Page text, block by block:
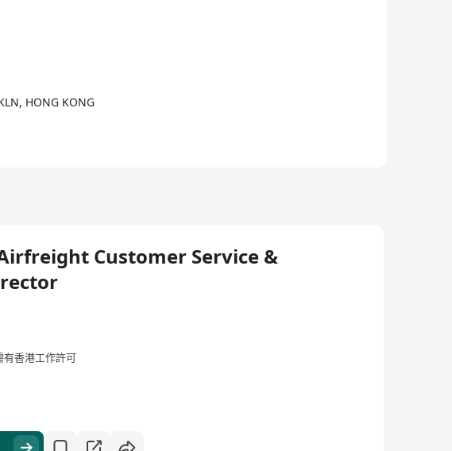
HONG KONG
Customer Service &
有香港工作許可